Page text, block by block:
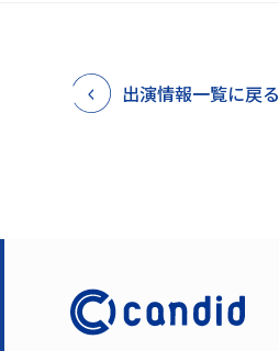
出演情報一覧に戻る